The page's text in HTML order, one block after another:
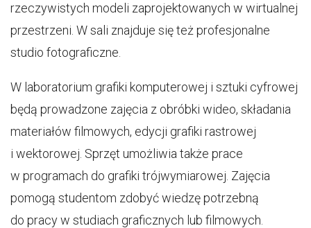
rzeczywistych modeli zaprojektowanych w wirtualnej
przestrzeni. W sali znajduje się też profesjonalne
studio fotograficzne.
W laboratorium grafiki komputerowej i sztuki cyfrowej
będą prowadzone zajęcia z obróbki wideo, składania
materiałów filmowych, edycji grafiki rastrowej
i wektorowej. Sprzęt umożliwia także prace
w programach do grafiki trójwymiarowej. Zajęcia
pomogą studentom zdobyć wiedzę potrzebną
do pracy w studiach graficznych lub filmowych.